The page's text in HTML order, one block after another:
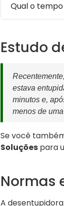
Qual o
Estudo
estava
minutos e,
menos de
Se você
Soluçõespara
Normas
A